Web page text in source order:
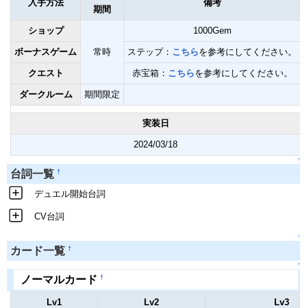
入手方法
期間
備考
ショップ
常時
1000Gem
ボーナスゲーム ステップ： こちらを参考にしてください。
クエスト 赤宝箱： こちらを参考にしてください。
ダークルーム 期間限定
実装日
2024/03/18
↑
台詞一覧 †
デュエル開始台詞
CV台詞
↑
カード一覧 †
↑
ノーマルカード †
Lv1 Lv2 Lv3